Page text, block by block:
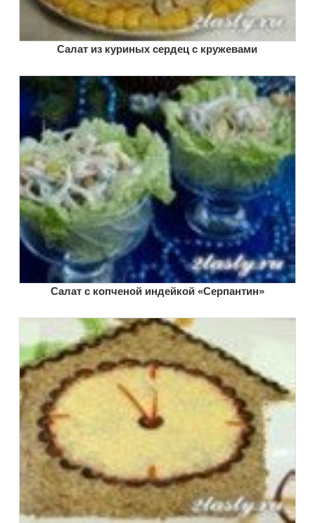
Салат из куриных сердец с кружевами
Салат с копченой индейкой «Серпантин»